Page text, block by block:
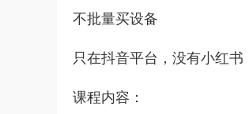
不批量买设备
只在抖音平台，没有小红书
课程内容：